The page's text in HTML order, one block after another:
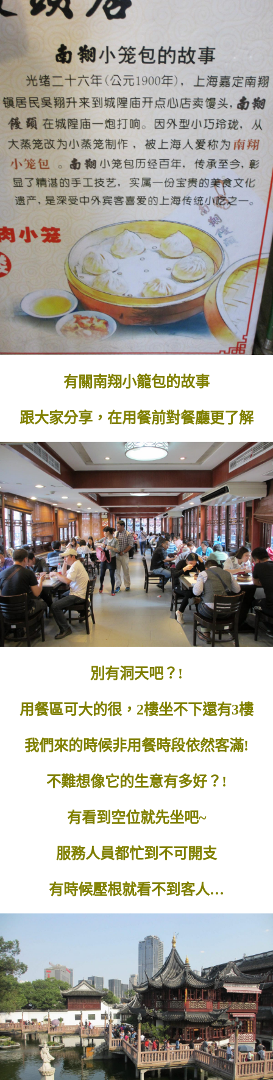
有關南翔小籠包的故事
跟大家分享，在用餐前對餐廳更了解
別有洞天吧？!
用餐區可大的很，2樓坐不下還有3樓
我們來的時候非用餐時段依然客滿!
不難想像它的生意有多好？!
有看到空位就先坐吧~
服務人員都忙到不可開支
有時候壓根就看不到客人…